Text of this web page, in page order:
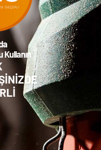
Kullanın